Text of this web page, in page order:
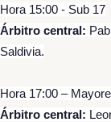
Hora 15:00 - Sub 17
Árbitro central:
Saldivia.
Hora 17:00 –
Árbitro central: